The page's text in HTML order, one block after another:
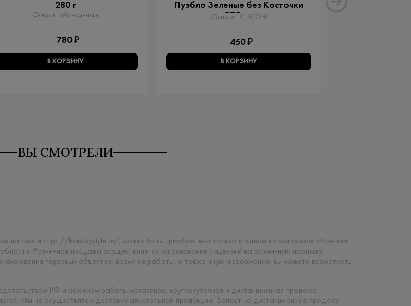
280 г
Оливки - Мансанилья
780 ₽
В КОРЗИНУ
Пуэбло Зеленые без Косточки
370 мл
Оливки - CHICON
450 ₽
В КОРЗИНУ
ВЫ СМОТРЕЛИ
на сайте https://krepkiystyle.ru/, может быть приобретена только в одном из магазинов «Крепкий
Розничная продажа осуществляется на основании лицензий на розничную продажу
торговых объектов, время их работы, а также иную информацию вы можете посмотреть
РФ и режимом работы магазинов, круглосуточная и дистанционная продажа
Мы не осуществляем доставку алкогольной продукции. Запрет на дистанционную продажу